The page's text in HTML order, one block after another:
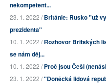
nekompetent...
23. 1. 2022 /Británie: Rusko "už
prezidenta"
10. 1. 2022 /Rozhovor Britských
se nám děj...
10. 1. 2022 /Proč jsou Češi
23. 1. 2022 /"Doněcká lidová